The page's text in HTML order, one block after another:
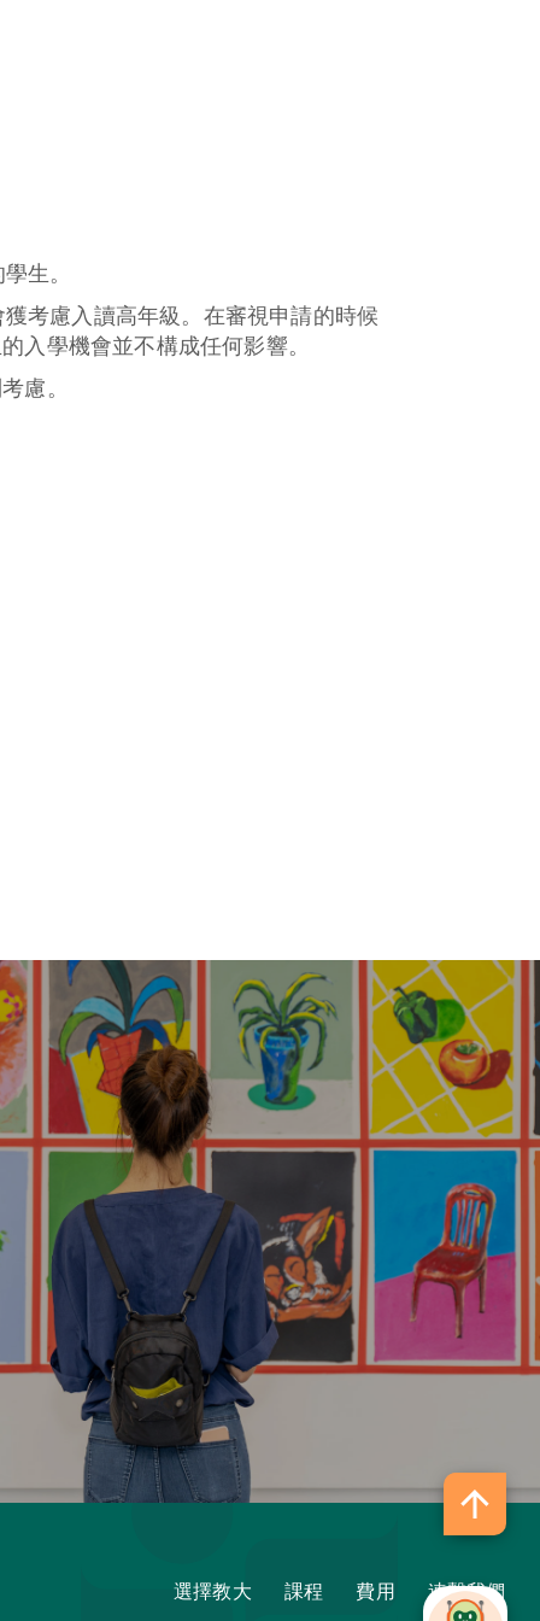
生。
考慮入讀高年級。在審視申請的時候
入學機會並不構成任何影響。
慮。
選擇教大 課程 費用 連繫我們